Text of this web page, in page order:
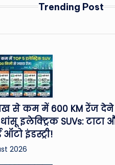
Trending Post
से कम में 600 KM रेंज देने
इलेक्ट्रिक SUVs: टाटा
ऑटो इंडस्ट्री!
2026